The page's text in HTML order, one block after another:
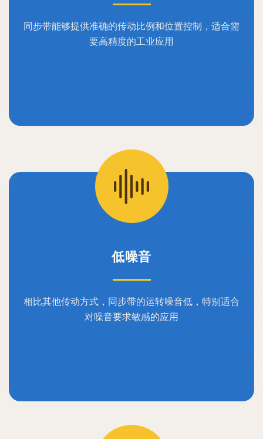
同步带能够提供准确的传动比例和位置控制，适合需
要高精度的工业应用
低噪音
相比其他传动方式，同步带的运转噪音低，特别适合
对噪音要求敏感的应用